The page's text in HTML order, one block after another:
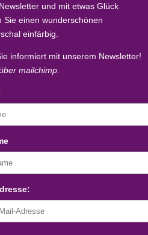
und mit etwas Glück
Sie einen wunderschönen
einfärbig.
informiert mit unserem Newsletter!
mailchimp.